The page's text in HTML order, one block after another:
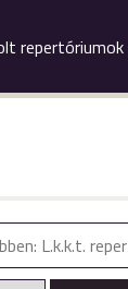
repertóriumok